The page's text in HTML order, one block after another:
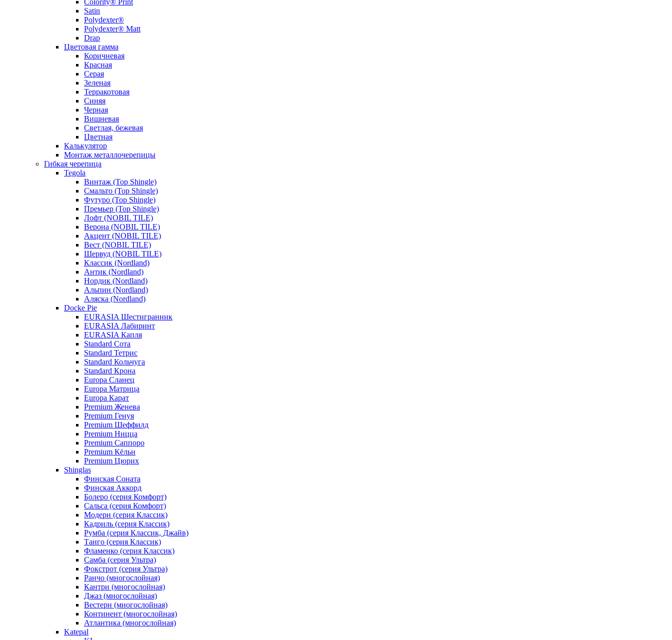
Colority® Print
Satin
Polydexter®
Polydexter® Matt
Drap
Цветовая гамма
Коричневая
Красная
Серая
Зеленая
Терракотовая
Синяя
Черная
Вишневая
Светлая, бежевая
Цветная
Калькулятор
Монтаж металлочерепицы
Гибкая черепица
Tegola
Винтаж (Top Shingle)
Смальто (Top Shingle)
Футуро (Top Shingle)
Премьер (Top Shingle)
Лофт (NOBIL TILE)
Верона (NOBIL TILE)
Акцент (NOBIL TILE)
Вест (NOBIL TILE)
Шервуд (NOBIL TILE)
Классик (Nordland)
Антик (Nordland)
Нордик (Nordland)
Альпин (Nordland)
Аляска (Nordland)
Docke Pie
EURASIA Шестигранник
EURASIA Лабиринт
EURASIA Капля
Standard Сота
Standard Тетрис
Standard Кольчуга
Standard Крона
Europa Сланец
Europa Матрица
Europa Карат
Premium Женева
Premium Генуя
Premium Шеффилд
Premium Ницца
Premium Саппоро
Premium Кёльн
Premium Цюрих
Shinglas
Финская Соната
Финская Аккорд
Болеро (серия Комфорт)
Сальса (серия Комфорт)
Модерн (серия Классик)
Кадриль (серия Классик)
Румба (серия Классик, Джайв)
Танго (серия Классик)
Фламенко (серия Классик)
Самба (серия Ультра)
Фокстрот (серия Ультра)
Ранчо (многослойная)
Кантри (многослойная)
Джаз (многослойная)
Вестерн (многослойная)
Континент (многослойная)
Атлантика (многослойная)
Katepal